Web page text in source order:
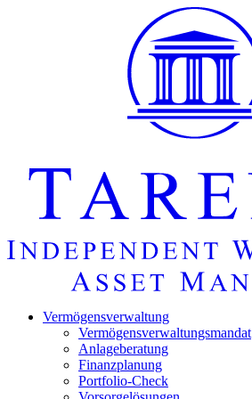
Vermö­gens­ver­wal­tung
Vermö­gens­ver­wal­tungs­mandat
Anlage­be­ra­tung
Finanz­pla­nung
Portfolio-Check